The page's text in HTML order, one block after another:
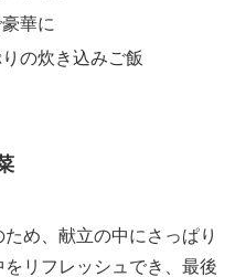
華に
の炊き込みご飯
め、献立の中にさっぱり
リフレッシュでき、最後